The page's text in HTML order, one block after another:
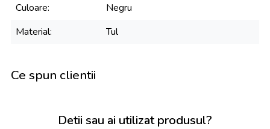
Culoare
Negru
Material
Tul
Ce spun clientii
Detii sau ai utilizat produsul?